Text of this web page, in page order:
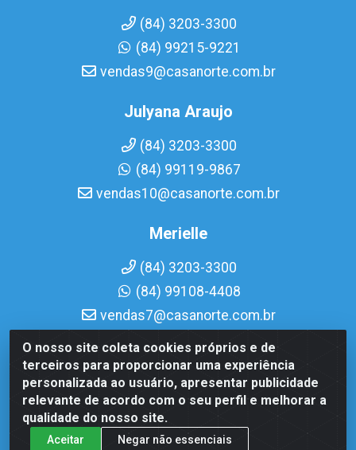
O nosso site coleta cookies próprios e de
terceiros para proporcionar uma experiência
personalizada ao usuário, apresentar publicidade
relevante de acordo com o seu perfil e melhorar a
qualidade do nosso site.
Aceitar Negar não essenciais
(84) 3203-3300
(84) 99215-9221
vendas9@casanorte.com.br
Julyana Araujo
(84) 3203-3300
(84) 99119-9867
vendas10@casanorte.com.br
Merielle
(84) 3203-3300
(84) 99108-4408
vendas7@casanorte.com.br
Casa Norte LTDA - Av. Interventor Mário Câmara, 1815 -
Dix-Sept Rosado, Natal/RN - CEP 59054-600 - CNPJ
08.713.513/0001-51